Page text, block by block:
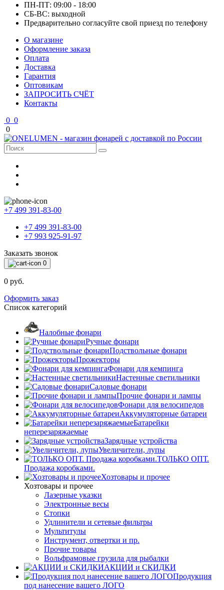
ПН-ПТ: 09:00 - 18:00
СБ-ВС: выходной
Предварительно согласуйте свой приезд по телефону
О магазине
Оформление заказа
Оплата
Доставка
Гарантия
Оптовикам
ЗАПРОСИТЬ СЧЁТ
Контакты
0 0
0
+7 499 391-83-00
+7 499 391-83-00
+7 993 925-91-97
Заказать звонок
0
0 руб.
Оформить заказ
Список категорий
Налобные фонари
Ручные фонари
Подствольные фонари
Прожекторы
Фонари для кемпинга
Настенные светильники
Садовые фонари
Прочие фонари и лампы
Фонари для велосипедов
Аккумуляторные батареи
Батарейки
неперезаряжаемые
Зарядные устройства
Увеличители, лупы
ТОЛЬКО ОПТ.
Продажа коробками.
Хозтовары и прочее
Хозтовары и прочее
Лазерные указки
Электронные весы
Стопки
Удлинители и сетевые фильтры
Мультитулы
Инструмент, отвертки и пр.
Прочие товары
Вольфрамовые грузила для рыбалки
АКЦИИ и СКИДКИ
Продукция
под нанесение вашего ЛОГО